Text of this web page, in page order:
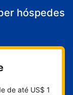
hóspedes
de até US$ 1